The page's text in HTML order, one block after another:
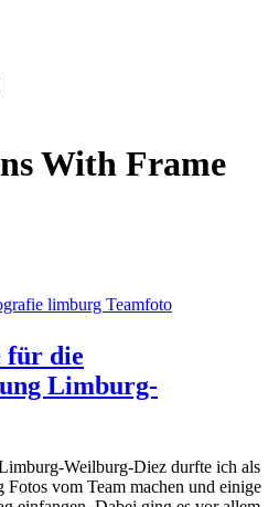
With Frame
für die
Limburg-
Weilburg-Diez durfte ich als
vom Team machen und einige